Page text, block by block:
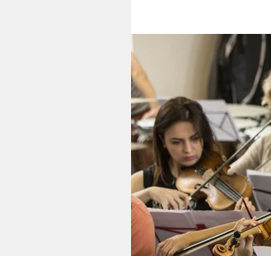
berlin
nord
wahrheit
verlag
verlag
veranstaltungen